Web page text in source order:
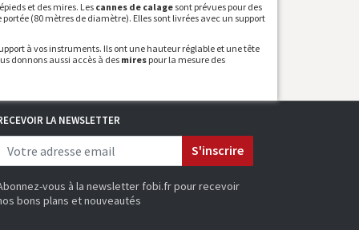
et des mires. Les cannes de calage sont prévues pour des
(80 mètres de diamètre). Elles sont livrées avec un support
à vos instruments. Ils ont une hauteur réglable et une tête
donnons aussi accès à des mires pour la mesure des
LA NEWSLETTER
S'inscrire
vous à la newsletter fobi.fr pour recevoir
bons plans et nouveautés